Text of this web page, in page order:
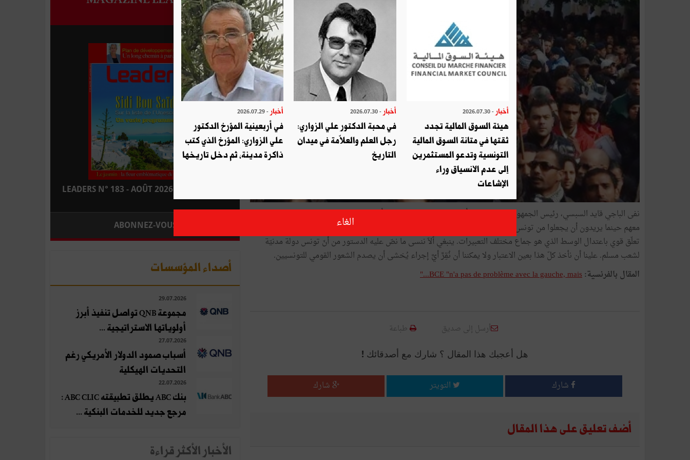
نفى الباجي قايد السبسي، رئيس الجمهورية، في حديث ٲدلى به لمجلة ليدرز، وجود ٲيّة مشكلة مع اليسار لكنّه "ليس على اتفاق
معهم حينما يريدون أن يجعلوا من تونس دولة يسارية الموقع. وعلى بلادنا أن تناهض مثل هذا المسعى في العمق. مجتمعنا على
تعلّق قوي باعتدال الوسط الذي هو جماع مختلف التعبيرات. ينبغي ٲلاّ ننسى ما نصّ عليه الدستور من أنّ تونس دولة مدنيّة
لشعب مسلم. علينا أن نأخذ كلّ هذا بعين الاعتبار ولا يمكننا أن نُقِرَّ أيَّ إجراء يُخشى أن يصدم الشعور القومي للتونسيين.
المقال بالفرنسية:BCE "n'a pas de problème avec la gauche, mais..."
أرسل إلى صديق طباعة
هل أعجبك هذا المقال ؟ شارك مع أصدقائك !
شارك التويتر شارك
أضف تعليق على هذا المقال
LEADERS N° 183 - AOÛT 2026 : EN KIOSQUE
ABONNEZ-VOUS
أصداء المؤسسات
29.07.2026
مجموعة QNB تواصل تنفيذ أبرز
أولوياتها الاستراتيجية ...
27.07.2026
أسباب صمود الدولار الأمريكي رغم
التحديات الهيكلية
22.07.2026
بنك ABC يطلق تطبيقته ABC CLIC :
مرجع جديد للخدمات البنكية ...
الأخبار الأكثر قراءة
أخبار - 2026.07.30
هيئة السوق المالية تجدد
ثقتها في متانة السوق المالية
التونسية وتدعو المستثمرين
إلى عدم الانسياق وراء
الإشاعات
أخبار - 2026.07.30
في محبة الدكتور علي الزواري:
رجل العلم والعلاّمة في ميدان
التاريخ
أخبار - 2026.07.29
في أربعينية المؤرخ الدكتور
علي الزواري: المؤرخ الذي كتب
ذاكرة مدينة، ثم دخل تاريخها
الغاء